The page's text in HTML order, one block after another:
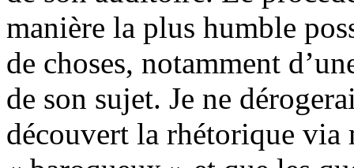
manière la plus humble
de choses, notamment
de son sujet. Je ne
découvert la rhétorique